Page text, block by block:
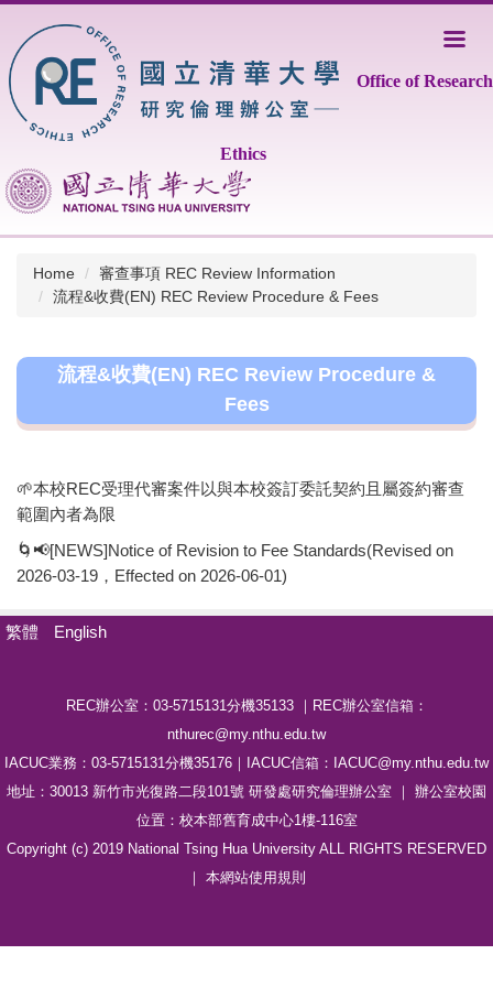
the
main
content
block
Office of Research
Ethics
Home
審查事項 REC Review Information
流程&收費(EN) REC Review Procedure & Fees
流程&收費(EN) REC Review Procedure &
Fees
🌱本校REC受理代審案件以與本校簽訂委託契約且屬簽約審查
範圍內者為限
🌀📢[NEWS]Notice of Revision to Fee Standards(Revised on
2026-03-19，Effected on 2026-06-01)
繁體 English
REC辦公室：03-5715131分機35133 ｜REC辦公室信箱：
nthurec@my.nthu.edu.tw
IACUC業務：03-5715131分機35176｜IACUC信箱：IACUC@my.nthu.edu.tw
地址：30013 新竹市光復路二段101號 研發處研究倫理辦公室 ｜ 辦公室校園
位置：校本部舊育成中心1樓-116室
Copyright (c) 2019 National Tsing Hua University ALL RIGHTS RESERVED
｜ 本網站使用規則